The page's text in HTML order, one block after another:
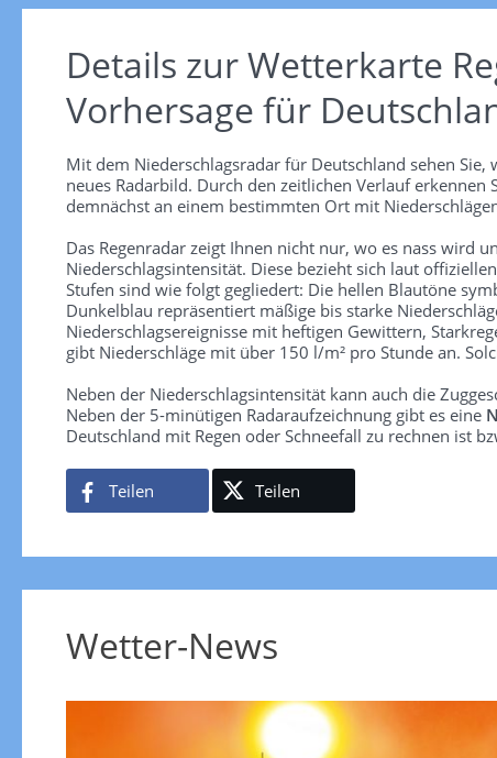
Details zur Wetterkarte
Vorhersage für
Mit dem Niederschlagsradar für Deutschland sehen
neues Radarbild. Durch den zeitlichen Verlauf
demnächst an einem bestimmten Ort mit
Das Regenradar zeigt Ihnen nicht nur, wo es nass wird
Niederschlagsintensität. Diese bezieht sich laut
Stufen sind wie folgt gegliedert: Die hellen Blautöne
Dunkelblau repräsentiert mäßige bis starke
Niederschlagsereignisse mit heftigen Gewittern,
gibt Niederschläge mit über 150 l/m² pro Stunde an.
Neben der Niederschlagsintensität kann auch die
Neben der 5-minütigen Radaraufzeichnung gibt es eine
Deutschland mit Regen oder Schneefall zu rechnen ist
Teilen Teilen
Wetter-News